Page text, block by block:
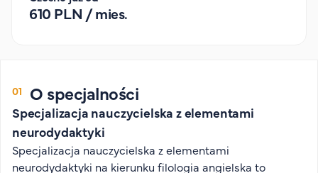
Organizacja studiów
Dyżury prorektorów
O rekrutacji
Jak zostać studentem AHE
610 PLN / mies.
O specjalności
Specjalizacja nauczycielska z elementami
neurodydaktyki
Specjalizacja nauczycielska z elementami
neurodydaktyki na kierunku filologia angielska to